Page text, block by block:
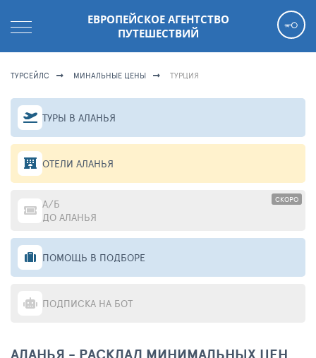
ЕВРОПЕЙСКОЕ АГЕНТСТВО
ПУТЕШЕСТВИЙ
ТУРСЕЙЛС МИНАЛЬНЫЕ ЦЕНЫ ТУРЦИЯ
ТУРЫ В АЛАНЬЯ
ОТЕЛИ АЛАНЬЯ
СКОРО
А/Б
ДО АЛАНЬЯ
ПОМОЩЬ В ПОДБОРЕ
ПОДПИСКА НА БОТ